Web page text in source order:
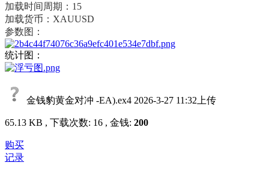
加载时间周期：15
加载货币：XAUUSD
参数图：
统计图：
金钱豹黄金对冲 -EA).ex4 2026-3-27 11:32上传
65.13 KB , 下载次数: 16 , 金钱: 200
购买
记录